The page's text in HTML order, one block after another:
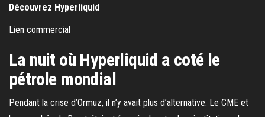
Découvrez Hyperliquid
Lien commercial
La nuit où Hyperliquid a coté le
pétrole mondial
Pendant la crise d’Ormuz, il n’y avait plus d’alternative. Le CME et